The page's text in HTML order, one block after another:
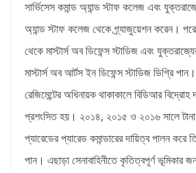
সার্ভিসেস কমান্ড অ্যান্ড স্টাফ কলেজ এবং
অ্যান্ড স্টাফ কলেজ থেকে গ্র্যাজুয়েশন করেন। পরে
থেকে মাস্টার্স অব ডিফেন্স স্টাডিজ এবং
মাস্টার্স অব আর্টস ইন ডিফেন্স স্টাডিজ ডিগ্রি পান।
রেজিমেন্টের অধিনায়ক থাকাকালে বিডিআর বিদ্রোহ
প্রশংসিত হয়। ২০১৪, ২০১৫ ও ২০১৬ সালে টানা
প্যারেডের প্যারেড কমান্ডারের দায়িত্ব পালন করে
পান। এছাড়া সেনাবাহিনীতে কৃতিত্বপূর্ণ ভূমিকার